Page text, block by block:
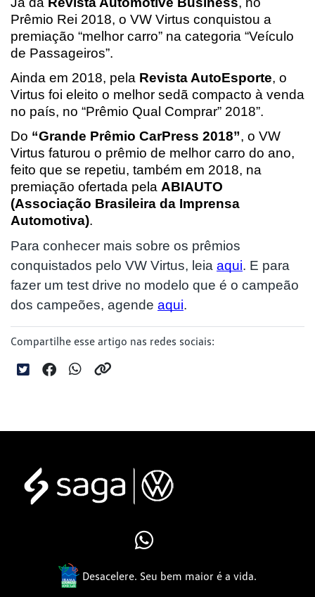
Prêmio Rei 2018, o VW Virtus conquistou a
premiação “melhor carro” na categoria “Veículo
de Passageiros”.
Ainda em 2018, pela Revista AutoEsporte, o
Virtus foi eleito o melhor sedã compacto à venda
no país, no “Prêmio Qual Comprar” 2018”.
Do “Grande Prêmio CarPress 2018”, o VW
Virtus faturou o prêmio de melhor carro do ano,
feito que se repetiu, também em 2018, na
premiação ofertada pela ABIAUTO
(Associação Brasileira da Imprensa
Automotiva).
Para conhecer mais sobre os prêmios
conquistados pelo VW Virtus, leia aqui. E para
fazer um test drive no modelo que é o campeão
dos campeões, agende aqui.
Compartilhe esse artigo nas redes sociais:
Desacelere. Seu bem maior é a vida.